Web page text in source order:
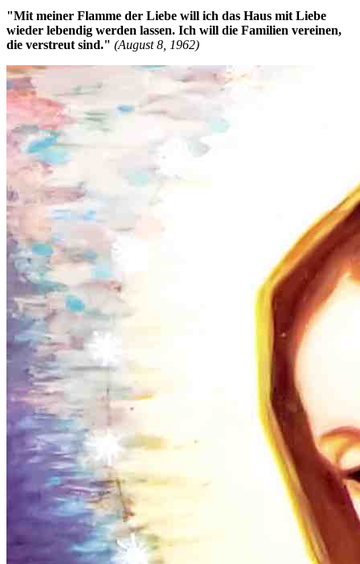
"Mit meiner Flamme der Liebe will ich das Haus mit Liebe
wieder lebendig werden lassen. Ich will die Familien vereinen,
die verstreut sind." (August 8, 1962)